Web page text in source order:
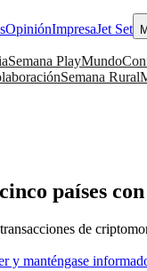
OpiniónImpresaJet Set
Semana PlayMundo
Semana Rural
países
de
y manténgase